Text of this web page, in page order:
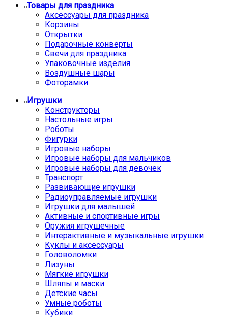
Товары для праздника
Аксессуары для праздника
Корзины
Открытки
Подарочные конверты
Свечи для праздника
Упаковочные изделия
Воздушные шары
Фоторамки
Игрушки
Конструкторы
Настольные игры
Роботы
Фигурки
Игровые наборы
Игровые наборы для мальчиков
Игровые наборы для девочек
Транспорт
Развивающие игрушки
Радиоуправляемые игрушки
Игрушки для малышей
Активные и спортивные игры
Оружия игрушечные
Интерактивные и музыкальные игрушки
Куклы и аксессуары
Головоломки
Лизуны
Мягкие игрушки
Шляпы и маски
Детские часы
Умные роботы
Кубики